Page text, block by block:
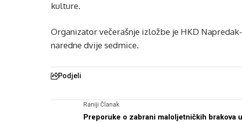
kulture.
Organizator večerašnje izložbe je HKD
naredne dvije sedmice.
Podjeli
Raniji Članak
Preporuke o zabrani maloljetničkih brakova u